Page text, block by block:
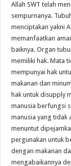
Allah SWT telah
sempurnanya.
menciptakan yakni
memanfaatkan
baiknya. Organ
memiliki hak. Mata
mempunyai hak
makanan dan
hak untuk disupply
manusia berfungsi
manusia yang tidak
menuntut
pergunakan untuk
dengan makanan
mengabaikannya